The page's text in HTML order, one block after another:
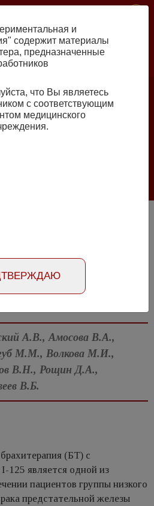
2026
больших языковых моделей
урологии
предстательной железы
А.В., Амосова В.А.,
М.М., Волкова М.И.,
В.Н., Рощин Д.А.,
В.Б.
(БТ) с
125 является одной из
пациентов группы низкого
предстательной железы
и
содержит материалы
предназначенные
что Вы являетесь
с соответствующим
медицинского